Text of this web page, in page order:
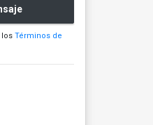
los Términos de